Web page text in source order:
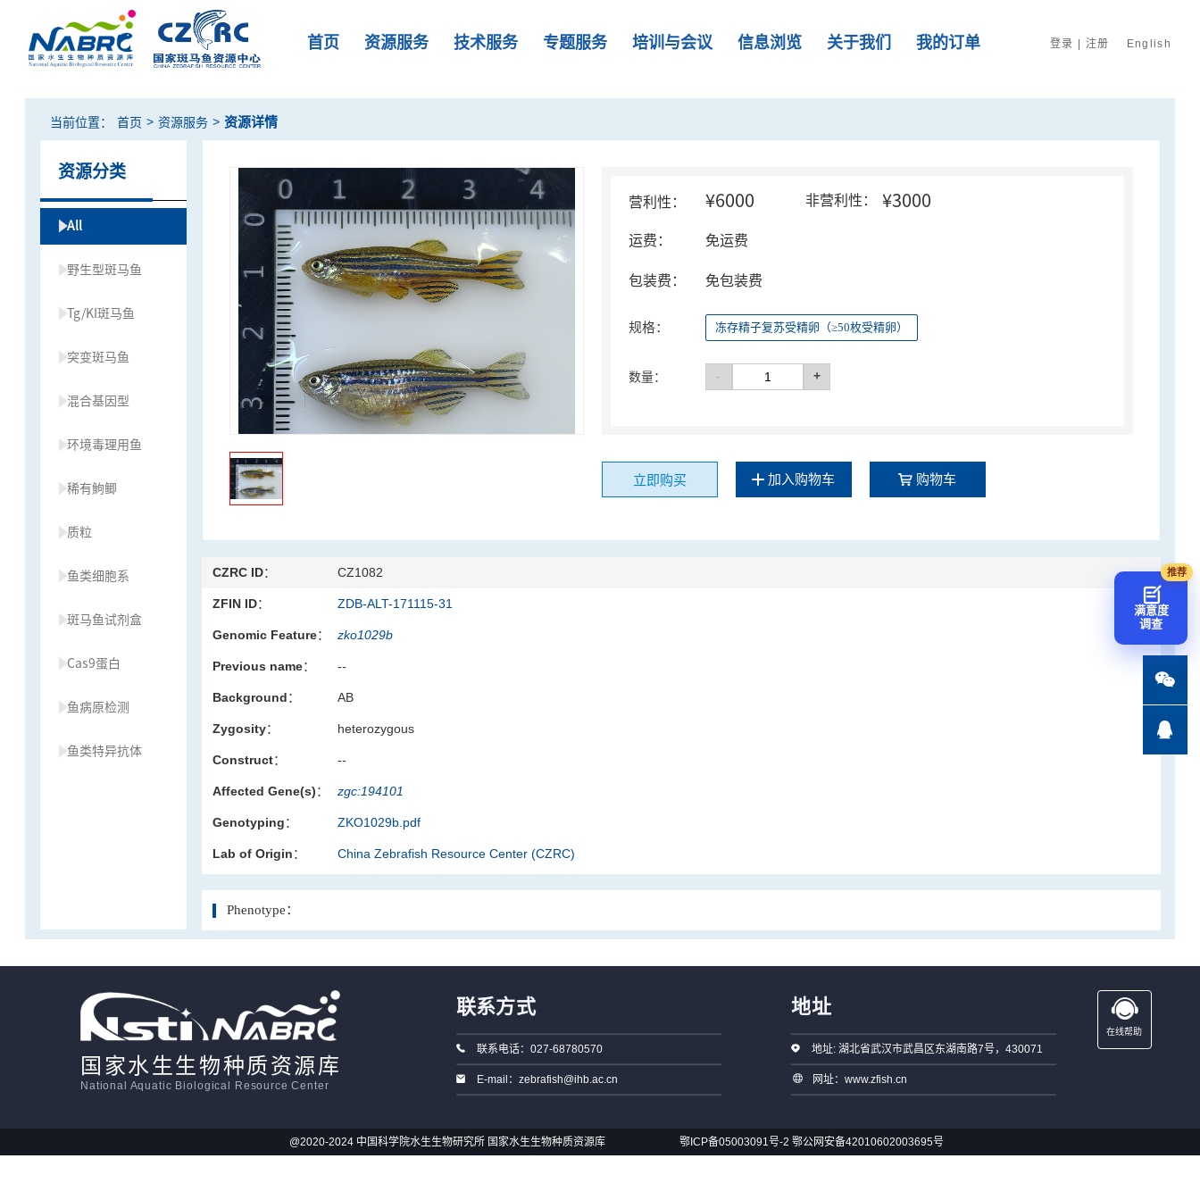
首页 资源服务 技术服务 专题服务 培训与会议 信息浏览 关于我们 我的订单 登录 | 注册 English
当前位置： 首页 > 资源服务 > 资源详情
资源分类
All
野生型斑马鱼
Tg/KI斑马鱼
突变斑马鱼
混合基因型
环境毒理用鱼
稀有鮈鲫
质粒
鱼类细胞系
斑马鱼试剂盒
Cas9蛋白
鱼病原检测
鱼类特异抗体
营利性： ¥6000 非营利性： ¥3000
运费： 免运费
包装费： 免包装费
规格： 冻存精子复苏受精卵（≥50枚受精卵）
数量： - +
立即购买 加入购物车 购物车
CZRC ID： CZ1082
ZFIN ID： ZDB-ALT-171115-31
Genomic Feature： zko1029b
Previous name： --
Background： AB
Zygosity： heterozygous
Construct： --
Affected Gene(s)： zgc:194101
Genotyping： ZKO1029b.pdf
Lab of Origin： China Zebrafish Resource Center (CZRC)
Phenotype：
国家水生生物种质资源库
National Aquatic Biological Resource Center
联系方式
联系电话：027-68780570
E-mail：zebrafish@ihb.ac.cn
地址
地址: 湖北省武汉市武昌区东湖南路7号，430071
网址：www.zfish.cn
在线帮助
@2020-2024 中国科学院水生生物研究所 国家水生生物种质资源库 鄂ICP备05003091号-2 鄂公网安备42010602003695号
满意度
调查

